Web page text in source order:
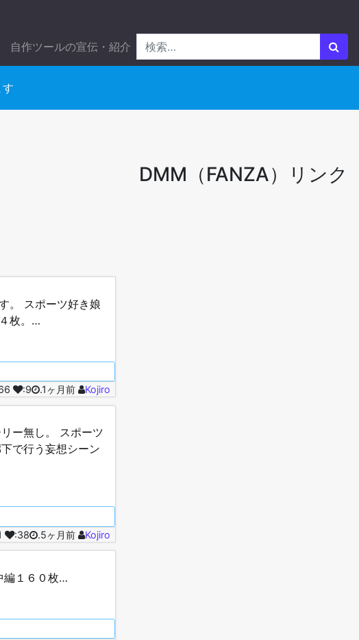
自作ツールの宣伝・紹介
。 スポーツ好き娘
枚。…
:9 .1ヶ月前 Kojiro
ー無し。 スポーツ
で行う妄想シーン
:38 .5ヶ月前 Kojiro
編１６０枚…
DMM（FANZA）リンク